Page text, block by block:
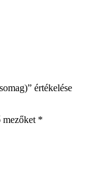
értékelése
mezőket *